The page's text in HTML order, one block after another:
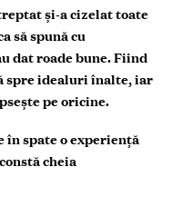
și-a cizelat toate
să spună cu
dat roade bune. Fiind
spre idealuri înalte, iar
pe oricine.
în spate o experiență
cheia